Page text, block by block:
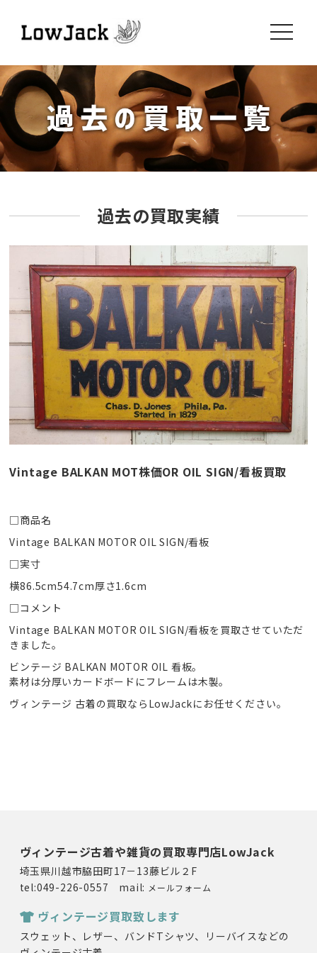
toggle
過去の買取実績
Vintage BALKAN MOT株価OR OIL SIGN/看板買取
□商品名
Vintage BALKAN MOTOR OIL SIGN/看板
□実寸
横86.5cm54.7cm厚さ1.6cm
□コメント
Vintage BALKAN MOTOR OIL SIGN/看板を買取させていただ
きました。
ビンテージ BALKAN MOTOR OIL 看板。
素材は分厚いカードボードにフレームは木製。
ヴィンテージ 古着の買取ならLowJackにお任せください。
ヴィンテージ古着や雑貨の買取専門店LowJack
埼玉県川越市脇田町17－13藤ビル２F
tel:049-226-0557 mail: メールフォーム
ヴィンテージ買取致します
スウェット、レザー、バンドTシャツ、リーバイスなどの